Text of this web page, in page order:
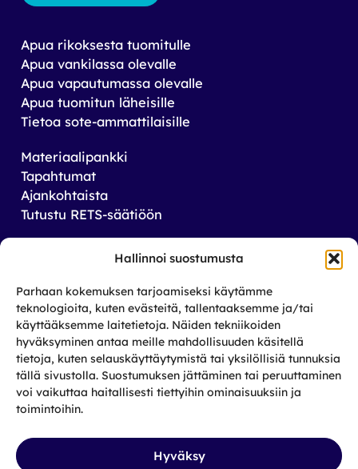
Hallinnoi suostumusta
Parhaan kokemuksen tarjoamiseksi käytämme
teknologioita, kuten evästeitä, tallentaaksemme ja/tai
käyttääksemme laitetietoja. Näiden tekniikoiden
hyväksyminen antaa meille mahdollisuuden käsitellä
tietoja, kuten selauskäyttäytymistä tai yksilöllisiä tunnuksia
tällä sivustolla. Suostumuksen jättäminen tai peruuttaminen
voi vaikuttaa haitallisesti tiettyihin ominaisuuksiin ja
toimintoihin.
Hyväksy
Apua rikoksesta tuomitulle
Apua vankilassa olevalle
Apua vapautumassa olevalle
Apua tuomitun läheisille
Tietoa sote-ammattilaisille
Materiaalipankki
Tapahtumat
Ajankohtaista
Tutustu RETS-säätiöön
Tilaa uutiskirjeemme
Saat tiedon tulevista tapahtumista sekä
toiminnastamme rikos­taustaisten ja heidän
läheistensä aseman parantamiseksi.
Tilaa
Facebook
X Instagram
LinkedIn